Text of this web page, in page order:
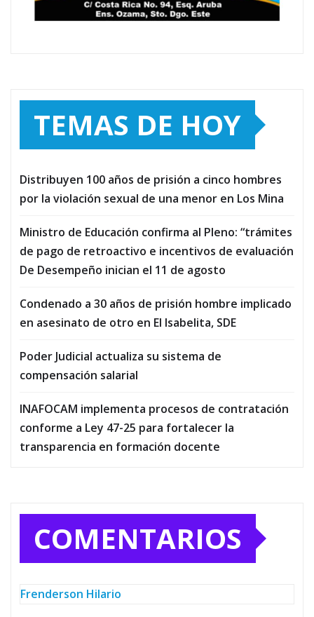
TEMAS DE HOY
Distribuyen 100 años de prisión a cinco hombres
por la violación sexual de una menor en Los Mina
Ministro de Educación confirma al Pleno: “trámites
de pago de retroactivo e incentivos de evaluación
De Desempeño inician el 11 de agosto
Condenado a 30 años de prisión hombre implicado
en asesinato de otro en El Isabelita, SDE
Poder Judicial actualiza su sistema de
compensación salarial
INAFOCAM implementa procesos de contratación
conforme a Ley 47-25 para fortalecer la
transparencia en formación docente
COMENTARIOS
Frenderson Hilario